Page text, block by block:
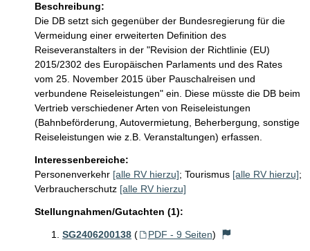
Beschreibung:
Die DB setzt sich gegenüber der Bundesregierung für die
Vermeidung einer erweiterten Definition des
Reiseveranstalters in der "Revision der Richtlinie (EU)
2015/2302 des Europäischen Parlaments und des Rates
vom 25. November 2015 über Pauschalreisen und
verbundene Reiseleistungen" ein. Diese müsste die DB beim
Vertrieb verschiedener Arten von Reiseleistungen
(Bahnbeförderung, Autovermietung, Beherbergung, sonstige
Reiseleistungen wie z.B. Veranstaltungen) erfassen.
Interessenbereiche:
Personenverkehr [alle RV hierzu]; Tourismus [alle RV hierzu];
Verbraucherschutz [alle RV hierzu]
Stellungnahmen/Gutachten (1):
SG2406200138 ( PDF - 9 Seiten)